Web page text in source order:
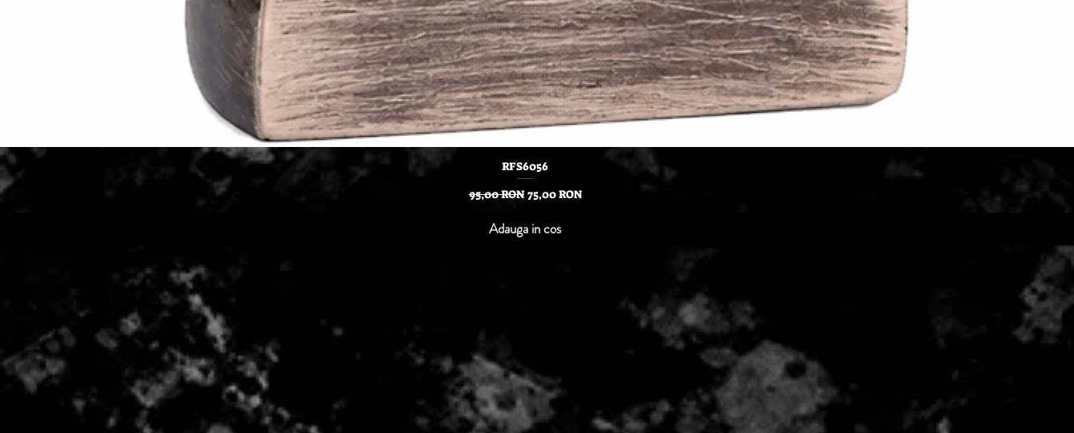
Afișare rapidă
RFS6056
Preț normal
95,00 RON Preț redus
75,00 RON
Adauga in cos